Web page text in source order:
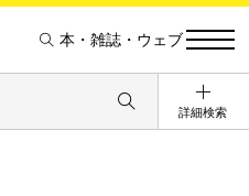
本・雑誌・ウェブ
詳細検索